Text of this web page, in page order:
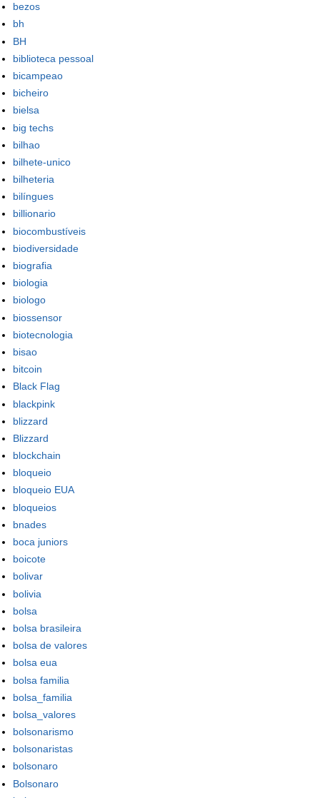
bezos
bh
BH
biblioteca pessoal
bicampeao
bicheiro
bielsa
big techs
bilhao
bilhete-unico
bilheteria
bilíngues
billionario
biocombustíveis
biodiversidade
biografia
biologia
biologo
biossensor
biotecnologia
bisao
bitcoin
Black Flag
blackpink
blizzard
Blizzard
blockchain
bloqueio
bloqueio EUA
bloqueios
bnades
boca juniors
boicote
bolivar
bolivia
bolsa
bolsa brasileira
bolsa de valores
bolsa eua
bolsa familia
bolsa_familia
bolsa_valores
bolsonarismo
bolsonaristas
bolsonaro
Bolsonaro